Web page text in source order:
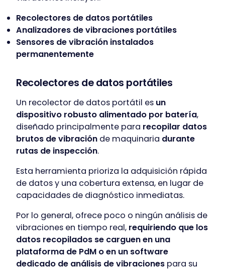
Recolectores de datos portátiles
Analizadores de vibraciones portátiles
Sensores de vibración instalados
permanentemente
Recolectores de datos portátiles
Un recolector de datos portátil es un
dispositivo robusto alimentado por batería,
diseñado principalmente para recopilar datos
brutos de vibración de maquinaria durante
rutas de inspección.
Esta herramienta prioriza la adquisición rápida
de datos y una cobertura extensa, en lugar de
capacidades de diagnóstico inmediatas.
Por lo general, ofrece poco o ningún análisis de
vibraciones en tiempo real, requiriendo que los
datos recopilados se carguen en una
plataforma de PdM o en un software
dedicado de análisis de vibraciones para su